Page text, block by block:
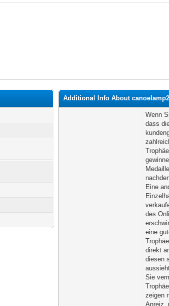
Additional Info About
Wenn
dass
Eine
des
eine
direkt
diesen
Sie
zeigen
Anreiz,